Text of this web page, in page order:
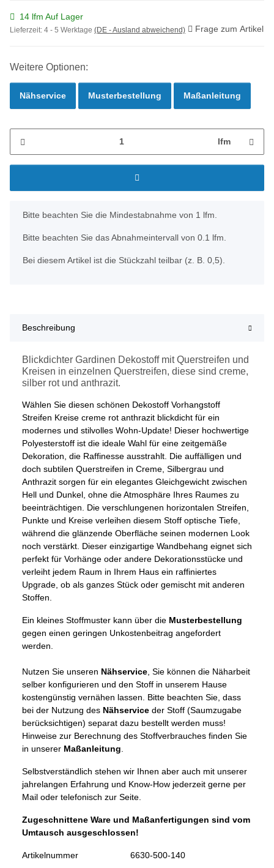
14 lfm Auf Lager
Lieferzeit: 4 - 5 Werktage (DE - Ausland abweichend) Frage zum Artikel
Weitere Optionen:
Nähservice Musterbestellung Maßanleitung
lfm
x
Bitte beachten Sie die Mindestabnahme von 1 lfm.
Bitte beachten Sie das Abnahmeintervall von 0.1 lfm.
Bei diesem Artikel ist die Stückzahl teilbar (z. B. 0,5).
Beschreibung
Blickdichter Gardinen Dekostoff mit Querstreifen und
Kreisen in einzelnen Querstreifen, diese sind creme,
silber rot und anthrazit.
Wählen Sie diesen schönen Dekostoff Vorhangstoff
Streifen Kreise creme rot anthrazit blickdicht für ein
modernes und stilvolles Wohn-Update! Dieser hochwertige
Polyesterstoff ist die ideale Wahl für eine zeitgemäße
Dekoration, die Raffinesse ausstrahlt. Die auffälligen und
doch subtilen Querstreifen in Creme, Silbergrau und
Anthrazit sorgen für ein elegantes Gleichgewicht zwischen
Hell und Dunkel, ohne die Atmosphäre Ihres Raumes zu
beeinträchtigen. Die verschlungenen horizontalen Streifen,
Punkte und Kreise verleihen diesem Stoff optische Tiefe,
während die glänzende Oberfläche seinen modernen Look
noch verstärkt. Dieser einzigartige Wandbehang eignet sich
perfekt für Vorhänge oder andere Dekorationsstücke und
verleiht jedem Raum in Ihrem Haus ein raffiniertes
Upgrade, ob als ganzes Stück oder gemischt mit anderen
Stoffen.
Ein kleines Stoffmuster kann über die Musterbestellung
gegen einen geringen Unkostenbeitrag angefordert
werden.
Nutzen Sie unseren Nähservice , Sie können die Näharbeit
selber konfigurieren und den Stoff in unserem Hause
kostengünstig vernähen lassen. Bitte beachten Sie, dass
bei der Nutzung des Nähservice der Stoff (Saumzugabe
berücksichtigen) separat dazu bestellt werden muss!
Hinweise zur Berechnung des Stoffverbrauches finden Sie
in unserer Maßanleitung
Selbstverständlich stehen wir Ihnen aber auch mit unserer
jahrelangen Erfahrung und Know-How jederzeit gerne per
Mail oder telefonisch zur Seite.
Zugeschnittene Ware und Maßanfertigungen sind vom
Umtausch ausgeschlossen!
Artikelnummer 6630-500-140